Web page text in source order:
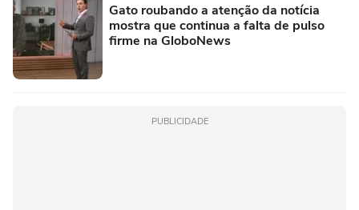
Gato roubando a atenção da notícia
mostra que continua a falta de pulso
firme na GloboNews
PUBLICIDADE